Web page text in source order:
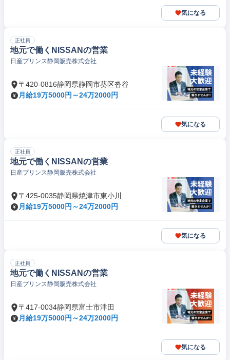
気になる
正社員
地元で働くNISSANの営業
日産プリンス静岡販売株式会社
〒420-0816静岡県静岡市葵区沓谷
月給19万5000円～24万2000円
気になる
正社員
地元で働くNISSANの営業
日産プリンス静岡販売株式会社
〒425-0035静岡県焼津市東小川
月給19万5000円～24万2000円
気になる
正社員
地元で働くNISSANの営業
日産プリンス静岡販売株式会社
〒417-0034静岡県富士市津田
月給19万5000円～24万2000円
気になる